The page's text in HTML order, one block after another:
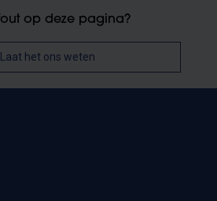
op deze pagina?
Laat het ons weten